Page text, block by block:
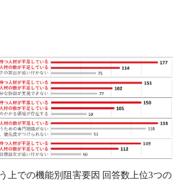
上での機能別阻害要因 回答数上位3つの